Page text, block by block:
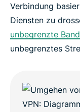
Verbindung
Diensten zu
unbegrenzte
unbegrenztes